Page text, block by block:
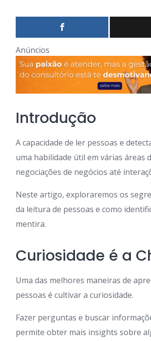
Anúncios
Introdução
A capacidade de ler pessoas e
uma habilidade útil em várias áreas
negociações de negócios até
Neste artigo, exploraremos os
da leitura de pessoas e como
mentira.
Curiosidade é a
Uma das melhores maneiras de
pessoas é cultivar a curiosidade.
Fazer perguntas e buscar
permite obter mais insights sobre